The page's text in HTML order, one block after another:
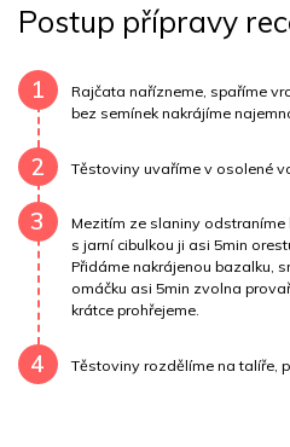
Uhlovodany62 g
Draslík 145.3 mg
Vitamín E0.3 mg Vápník0 mg
Postup přípravy
1
Rajčata nařízneme, spaříme
bez semínek nakrájíme
2 Těstoviny uvaříme v osolené
3
Mezitím ze slaniny odstraníme
s jarní cibulkou ji asi 5min
Přidáme nakrájenou bazalku,
omáčku asi 5min zvolna
krátce prohřejeme.
4 Těstoviny rozdělíme na talíře,